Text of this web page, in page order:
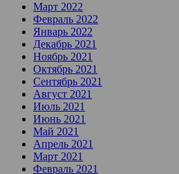
Март 2022
Февраль 2022
Январь 2022
Декабрь 2021
Ноябрь 2021
Октябрь 2021
Сентябрь 2021
Август 2021
Июль 2021
Июнь 2021
Май 2021
Апрель 2021
Март 2021
Февраль 2021